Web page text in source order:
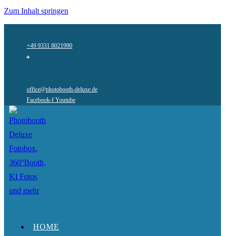
Zum Inhalt springen
+49 9331 8021990
office@photobooth-deluxe.de
Facebook-f Youtube
HOME